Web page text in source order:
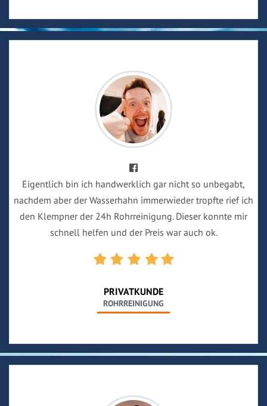
Eigentlich bin ich handwerklich gar nicht so unbegabt,
nachdem aber der Wasserhahn immerwieder tropfte rief ich
den Klempner der 24h Rohrreinigung. Dieser konnte mir
schnell helfen und der Preis war auch ok.
PRIVATKUNDE
ROHRREINIGUNG